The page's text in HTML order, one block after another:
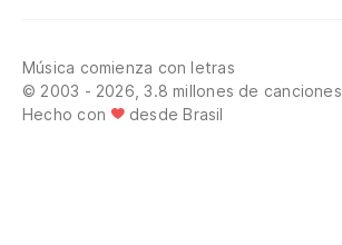
Música comienza con letras
© 2003 - 2026, 3.8 millones de canciones
Hecho con
desde Brasil